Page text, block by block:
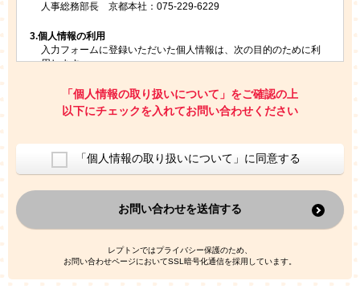
人事総務部長 京都本社：075-229-6229
3.個人情報の利用
入力フォームに登録いただいた個人情報は、次の目的のために利
用します。
お問い合わせにお答えするため
レプトンのキャンペーンや新商品（新サービス）、新規開講教
室等をご案内するため
ご利用者の個人情報を、本人が特定されないデータに不可逆変
換した上で、広告・宣伝・販売促進活動に役立てること
上記の利用目的のために第三者へ提供すること
なお、この利用目的を超えた個人情報の取扱いは行いません。ま
た、これ以外の目的で個人情報を利用することはありません。
人情報を、本人が特定されないデータに不可逆変換した上で第三
者広告配信事業者においてマッチングを行い、その結果に基づい
て広告を配信することがあります。第三者広告配信事業者が、こ
「個人情報の取り扱いについて」をご確認の上
以下にチェックを入れてお問い合わせください
「個人情報の取り扱いについて」に同意する
お問い合わせを送信する
レプトンではプライバシー保護のため、
お問い合わせページにおいてSSL暗号化通信を採用しています。